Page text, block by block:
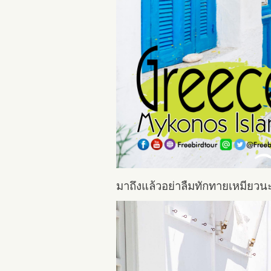
มาถึงแล้วอย่าลืมทักทายเหมียวน